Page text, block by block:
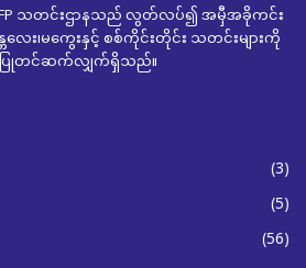
- MFP သတင်းဌာနသည် လွတ်လပ်၍ အမှီအခိုကင်း
တလေး၊မကွေးနှင့် စစ်ကိုင်းတိုင်း သတင်းများကို
ြုတင်ဆက်လျှက်ရှိသည်။
(3)
(5)
(56)